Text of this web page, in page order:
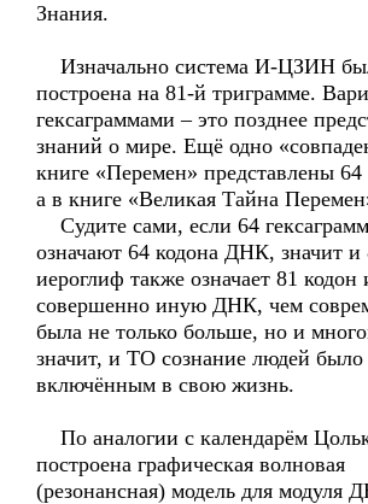
Знания.
Изначально система И-ЦЗИН
построена на 81-й триграмме.
гексаграммами – это позднее
знаний о мире. Ещё одно
книге «Перемен» представлены 64
а в книге «Великая Тайна
Судите сами, если 64
означают 64 кодона ДНК, значит и
иероглиф также означает 81 кодон
совершенно иную ДНК, чем
была не только больше, но и
значит, и ТО сознание людей было
включённым в свою жизнь.
По аналогии с календарём
построена графическая волновая
(резонансная) модель для модуля